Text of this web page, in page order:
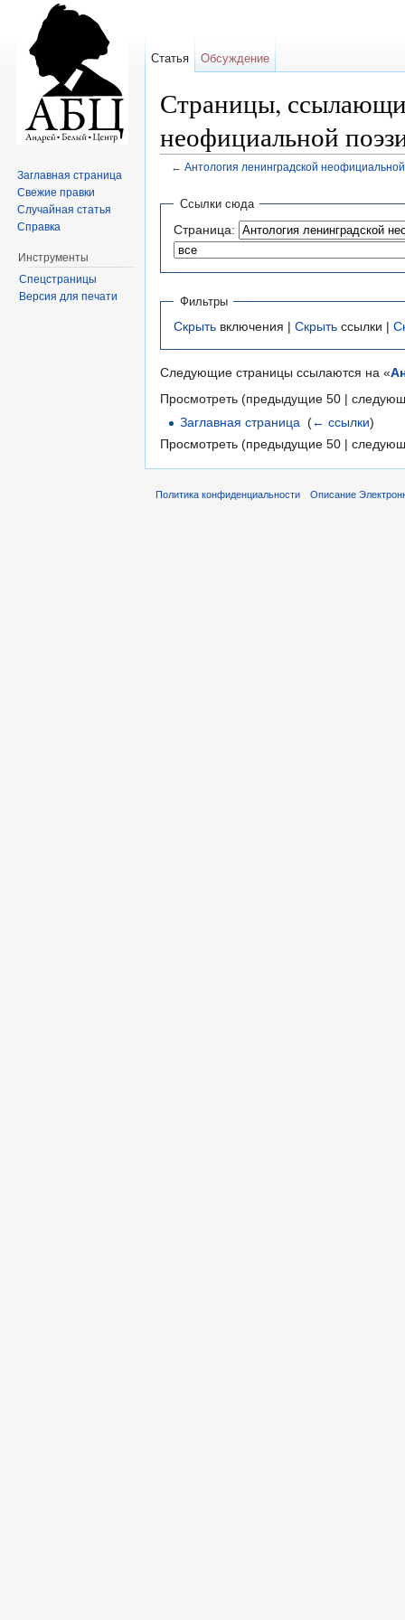
Страницы,
неофициальной
← Антология ленинградской
Ссылки сюда
Страница:
Фильтры
Скрыть включения | Скрыть ссылки |
Следующие страницы ссылаются на «
Просмотреть (предыдущие 50 |
Заглавная страница ‎(← ссылки)
Просмотреть (предыдущие 50 |
Статья Обсуждение
Заглавная страница
Свежие правки
Случайная статья
Справка
Инструменты
Спецстраницы
Версия для печати
Политика конфиденциальности Описание